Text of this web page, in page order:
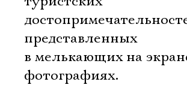
представленных
в мелькающих на
фотографиях.